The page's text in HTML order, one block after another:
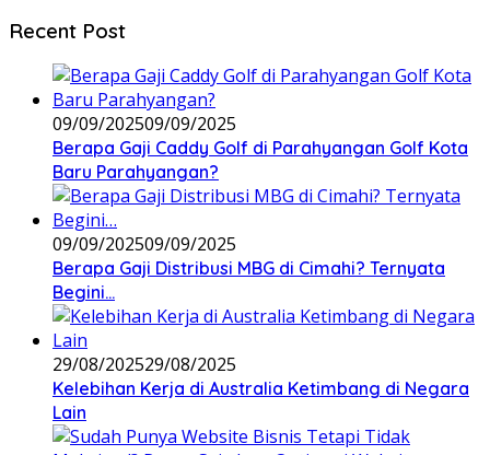
Recent Post
09/09/202509/09/2025
Berapa Gaji Caddy Golf di Parahyangan Golf Kota
Baru Parahyangan?
09/09/202509/09/2025
Berapa Gaji Distribusi MBG di Cimahi? Ternyata
Begini…
29/08/202529/08/2025
Kelebihan Kerja di Australia Ketimbang di Negara
Lain